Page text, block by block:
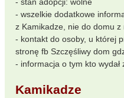
- stan adopcji: wolne
- wszelkie dodatkowe
z Kamikadze, nie do domu z
- kontakt do osoby, u której
stronę fb Szczęśliwy dom
- informacja o tym kto wydał
Kamikadze